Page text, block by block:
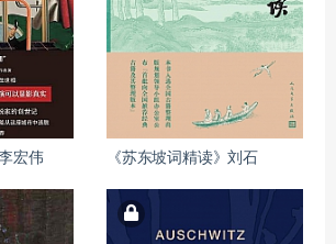
宏伟 《苏东坡词精读》刘石